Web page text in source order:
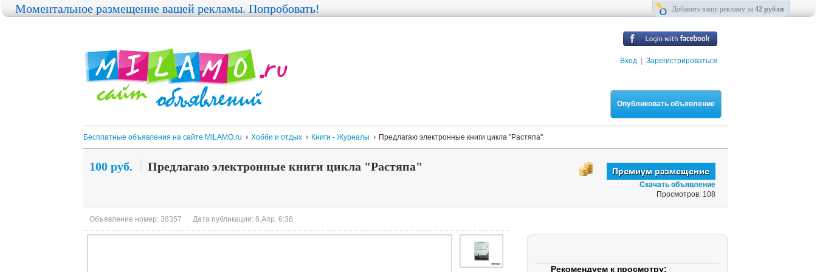
Вход Зарегистрироваться
Опубликовать объявление
Бесплатные объявления на сайте MILAMO.ru Хобби и отдых Книги - Журналы Предлагаю электронные книги цикла "Растяпа"
100 руб. Предлагаю электронные книги цикла "Растяпа"
Скачать объявление
Просмотров: 108
Объявление номер: 38357 Дата публикации: 8.Апр. 6:36
Моментальное размещение вашей рекламы. Попробовать! Добавить вашу рекламу за 42 рубля
Рекомендуем к просмотру: